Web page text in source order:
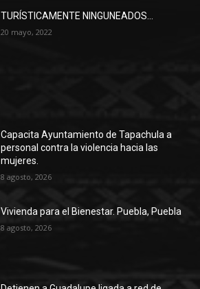
TURÍSTICAMENTE NINGUNEADOS…
20 mayo, 2022
Capacita Ayuntamiento de Tapachula a
personal contra la violencia hacia las
mujeres.
8 agosto, 2026
Vivienda para el Bienestar. Puebla, Puebla
8 agosto, 2026